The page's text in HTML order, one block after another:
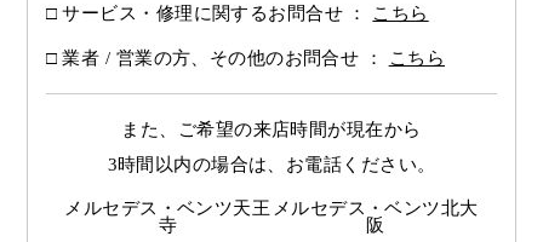
サービス・修理に関するお問合せ ： こちら
業者 / 営業の方、その他のお問合せ ： こちら
また、ご希望の来店時間が現在から
3時間以内の場合は、 お電話ください。
メルセデス・ベンツ天王
寺
メルセデス・ベンツ北大
阪